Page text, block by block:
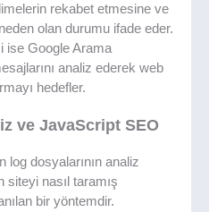
rekabet etmesine ve
olan durumu ifade eder.
ise Google Arama
analiz ederek web
hedefler.
ve JavaScript SEO
dosyalarının analiz
siteyi nasıl taramış
bir yöntemdir.